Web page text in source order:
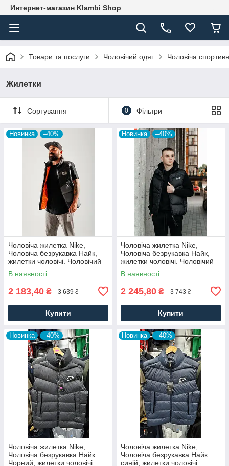
Интернет-магазин Klambi Shop
Товари та послуги Чоловічий одяг Чоловіча
Жилетки
Сортування 0 Фільтри
Новинка –40%
Чоловіча жилетка Nike,
Чоловіча безрукавка Найк,
жилетки чоловічі. Чоловічий
спортивний одяг
В наявності
2 183,40 ₴ 3 639 ₴
Купити
Новинка –40%
Чоловіча жилетка Nike,
Чоловіча безрукавка Найк,
жилетки чоловічі. Чоловічий
спортивний одяг
В наявності
2 245,80 ₴ 3 743 ₴
Купити
Новинка –40%
Чоловіча жилетка Nike,
Чоловіча безрукавка Найк
Чорний, жилетки чоловічі.
Новинка –40%
Чоловіча жилетка Nike,
Чоловіча безрукавка Найк
синій, жилетки чоловічі.